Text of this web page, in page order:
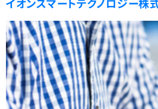
インタビュー
就活成功ガイド